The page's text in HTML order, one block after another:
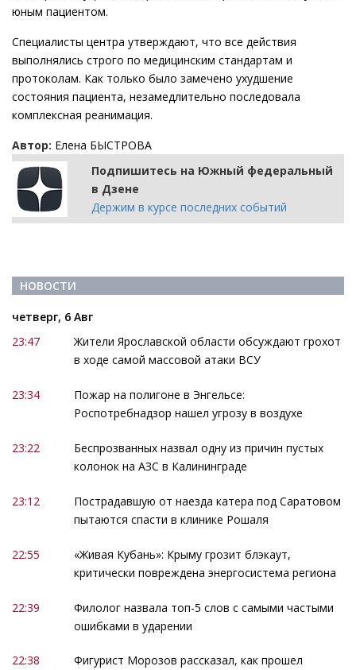
юным пациентом.
Специалисты центра утверждают, что все действия
выполнялись строго по медицинским стандартам и
протоколам. Как только было замечено ухудшение
состояния пациента, незамедлительно последовала
комплексная реанимация.
Автор: Елена БЫСТРОВА
Подпишитесь на Южный федеральный
в Дзене
Держим в курсе последних событий
НОВОСТИ
четверг, 6 Авг
23:47
Жители Ярославской области обсуждают грохот
в ходе самой массовой атаки ВСУ
23:34
Пожар на полигоне в Энгельсе:
Роспотребнадзор нашел угрозу в воздухе
23:22
Беспрозванных назвал одну из причин пустых
колонок на АЗС в Калининграде
23:12
Пострадавшую от наезда катера под Саратовом
пытаются спасти в клинике Рошаля
22:55
«Живая Кубань»: Крыму грозит блэкаут,
критически повреждена энергосистема региона
22:39
Филолог назвала топ-5 слов с самыми частыми
ошибками в ударении
22:38
Фигурист Морозов рассказал, как прошел